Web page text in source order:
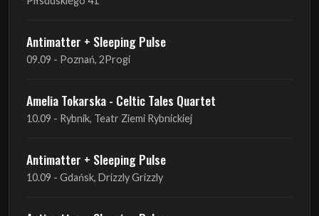
Amelia Tokarska - Celtic Tales Quartet
10.09 - Rybnik, Teatr Ziemi Rybnickiej
Antimatter + Sleeping Pulse
Antimatter + Sleeping Pulse
11.09 - Warszawa, VooDoo Club
Antimatter + Sleeping Pulse